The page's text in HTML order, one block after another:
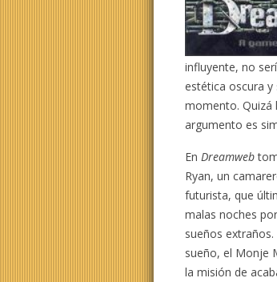
influyente, no
estética oscura
momento. Quizá
argumento es
En Dreamweb
Ryan, un
futurista, que
malas noches
sueños
sueño, el Monje
la misión de